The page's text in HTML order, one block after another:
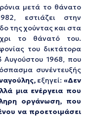
μετά το θάνατο
εστιάζει στην
της χούντας και στα
το θάνατό του.
του δικτάτορα
Αυγούστου 1968, που
συνέντευξής
εξηγεί:«Δεν
μια ενέργεια που
οργάνωση, που
να προετοιμάσει